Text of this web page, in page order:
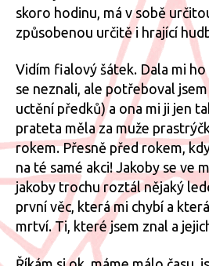
skoro hodinu, má v sobě
způsobenou určitě i hrající
Vidím fialový šátek. Dala mi
se neznali, ale potřeboval
uctění předků) a ona mi ji jen
prateta měla za muže
rokem. Přesně před rokem,
na té samé akci! Jakoby se ve
jakoby trochu roztál nějaký
první věc, která mi chybí a
mrtví. Ti, které jsem znal a